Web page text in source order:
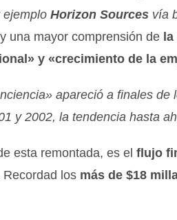
ejemploHorizon Sources vía
una mayor comprensión de
y «crecimiento de la
apareció a finales
y 2002, la tendencia hasta
esta remontada, es elflujo
Recordad los más de $18